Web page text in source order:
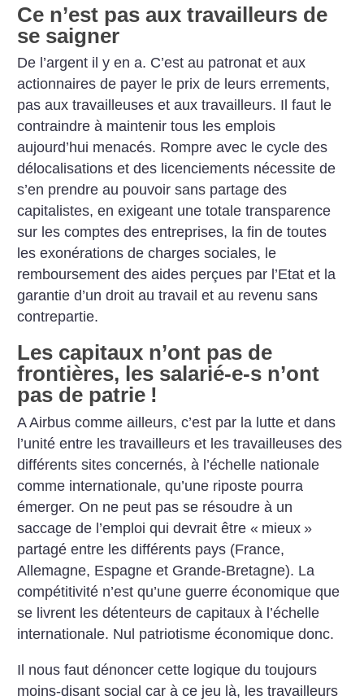
Ce n’est pas aux travailleurs de
se saigner
De l’argent il y en a. C’est au patronat et aux
actionnaires de payer le prix de leurs errements,
pas aux travailleuses et aux travailleurs. Il faut le
contraindre à maintenir tous les emplois
aujourd’hui menacés. Rompre avec le cycle des
délocalisations et des licenciements nécessite de
s’en prendre au pouvoir sans partage des
capitalistes, en exigeant une totale transparence
sur les comptes des entreprises, la fin de toutes
les exonérations de charges sociales, le
remboursement des aides perçues par l’Etat et la
garantie d’un droit au travail et au revenu sans
contrepartie.
Les capitaux n’ont pas de
frontières, les salarié-e-s n’ont
pas de patrie !
A Airbus comme ailleurs, c’est par la lutte et dans
l’unité entre les travailleurs et les travailleuses des
différents sites concernés, à l’échelle nationale
comme internationale, qu’une riposte pourra
émerger. On ne peut pas se résoudre à un
saccage de l’emploi qui devrait être « mieux »
partagé entre les différents pays (France,
Allemagne, Espagne et Grande-Bretagne). La
compétitivité n’est qu’une guerre économique que
se livrent les détenteurs de capitaux à l’échelle
internationale. Nul patriotisme économique donc.
Il nous faut dénoncer cette logique du toujours
moins-disant social car à ce jeu là, les travailleurs